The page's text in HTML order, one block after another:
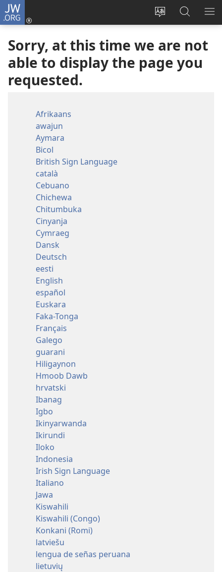
JW.ORG
Change
language
Log
new
window)
Search
Sorry, at this time we are not
able to display the page you
requested.
Afrikaans
awajun
Aymara
Bicol
British Sign Language
català
Cebuano
Chichewa
Chitumbuka
Cinyanja
Cymraeg
Dansk
Deutsch
eesti
English
español
Euskara
Faka-Tonga
Français
Galego
guarani
Hiligaynon
Hmoob Dawb
hrvatski
Ibanag
Igbo
Ikinyarwanda
Ikirundi
Iloko
Indonesia
Irish Sign Language
Italiano
Jawa
Kiswahili
Kiswahili (Congo)
Konkani (Romi)
latviešu
lengua de señas peruana
lietuvių